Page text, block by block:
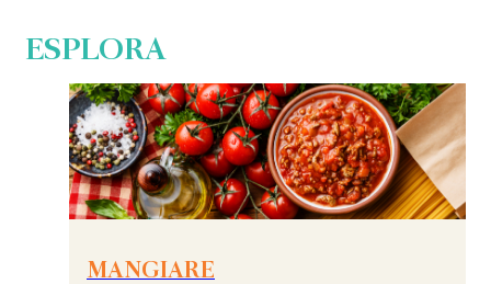
ESPLORA
MANGIARE